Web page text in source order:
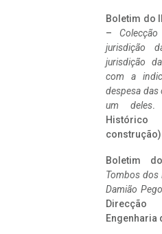
Boletim do
–
jurisdição
jurisdição
com a
despesa das
um deles.
construção)
Boletim
Tombos dos
Damião
Engenharia